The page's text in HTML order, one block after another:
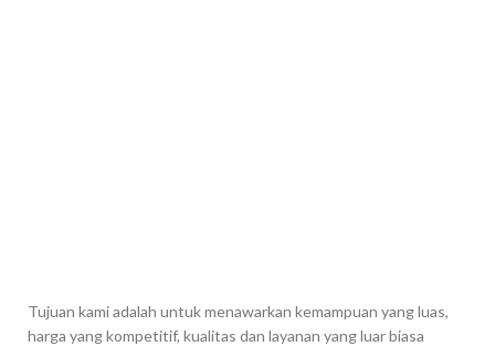
Tujuan kami adalah untuk menawarkan kemampuan yang luas,
harga yang kompetitif, kualitas dan layanan yang luar biasa